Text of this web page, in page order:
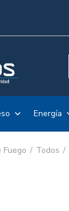
Energía
Fuego Todos